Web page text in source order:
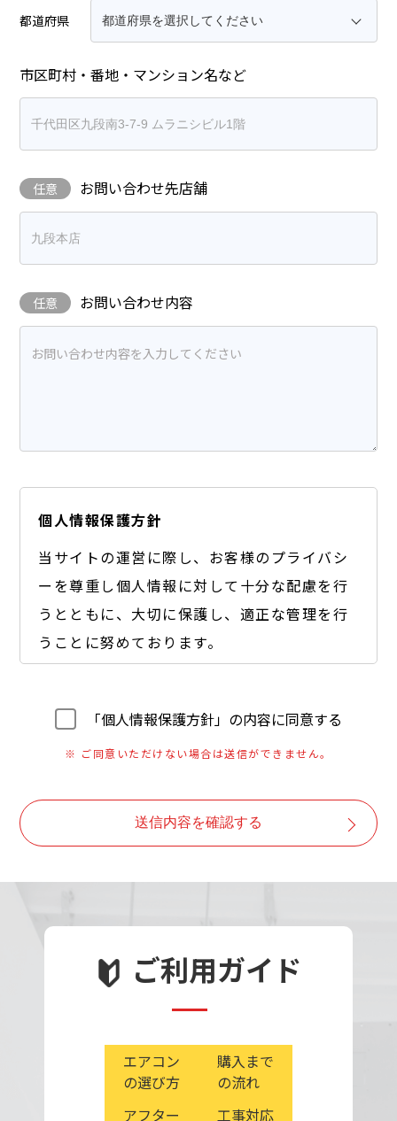
都道府県
市区町村・番地・マンション名など
任意 お問い合わせ先店舗
任意 お問い合わせ内容
個人情報保護方針
当サイトの運営に際し、お客様のプライバシ
ーを尊重し個人情報に対して十分な配慮を行
うとともに、大切に保護し、適正な管理を行
うことに努めております。
A) お客様のご要望に合わせたサービスをご提供す
B) お問い合わせいただいたご質問への回答のご連
・取得した個人情報は、ご本人の同意なしに目的以外で
は利用しません。
委託業者も監督します。
・ご本人からの求めに応じ情報を開示します。
・公開された個人情報が事実と異なる場合、訂正や削除
に応じます。
「個人情報保護方針」の内容に同意する
※ ご同意いただけない場合は送信ができません。
送信内容を確認する
ご利用ガイド
エアコン
の選び方
購入まで
の流れ
アフター
工事対応